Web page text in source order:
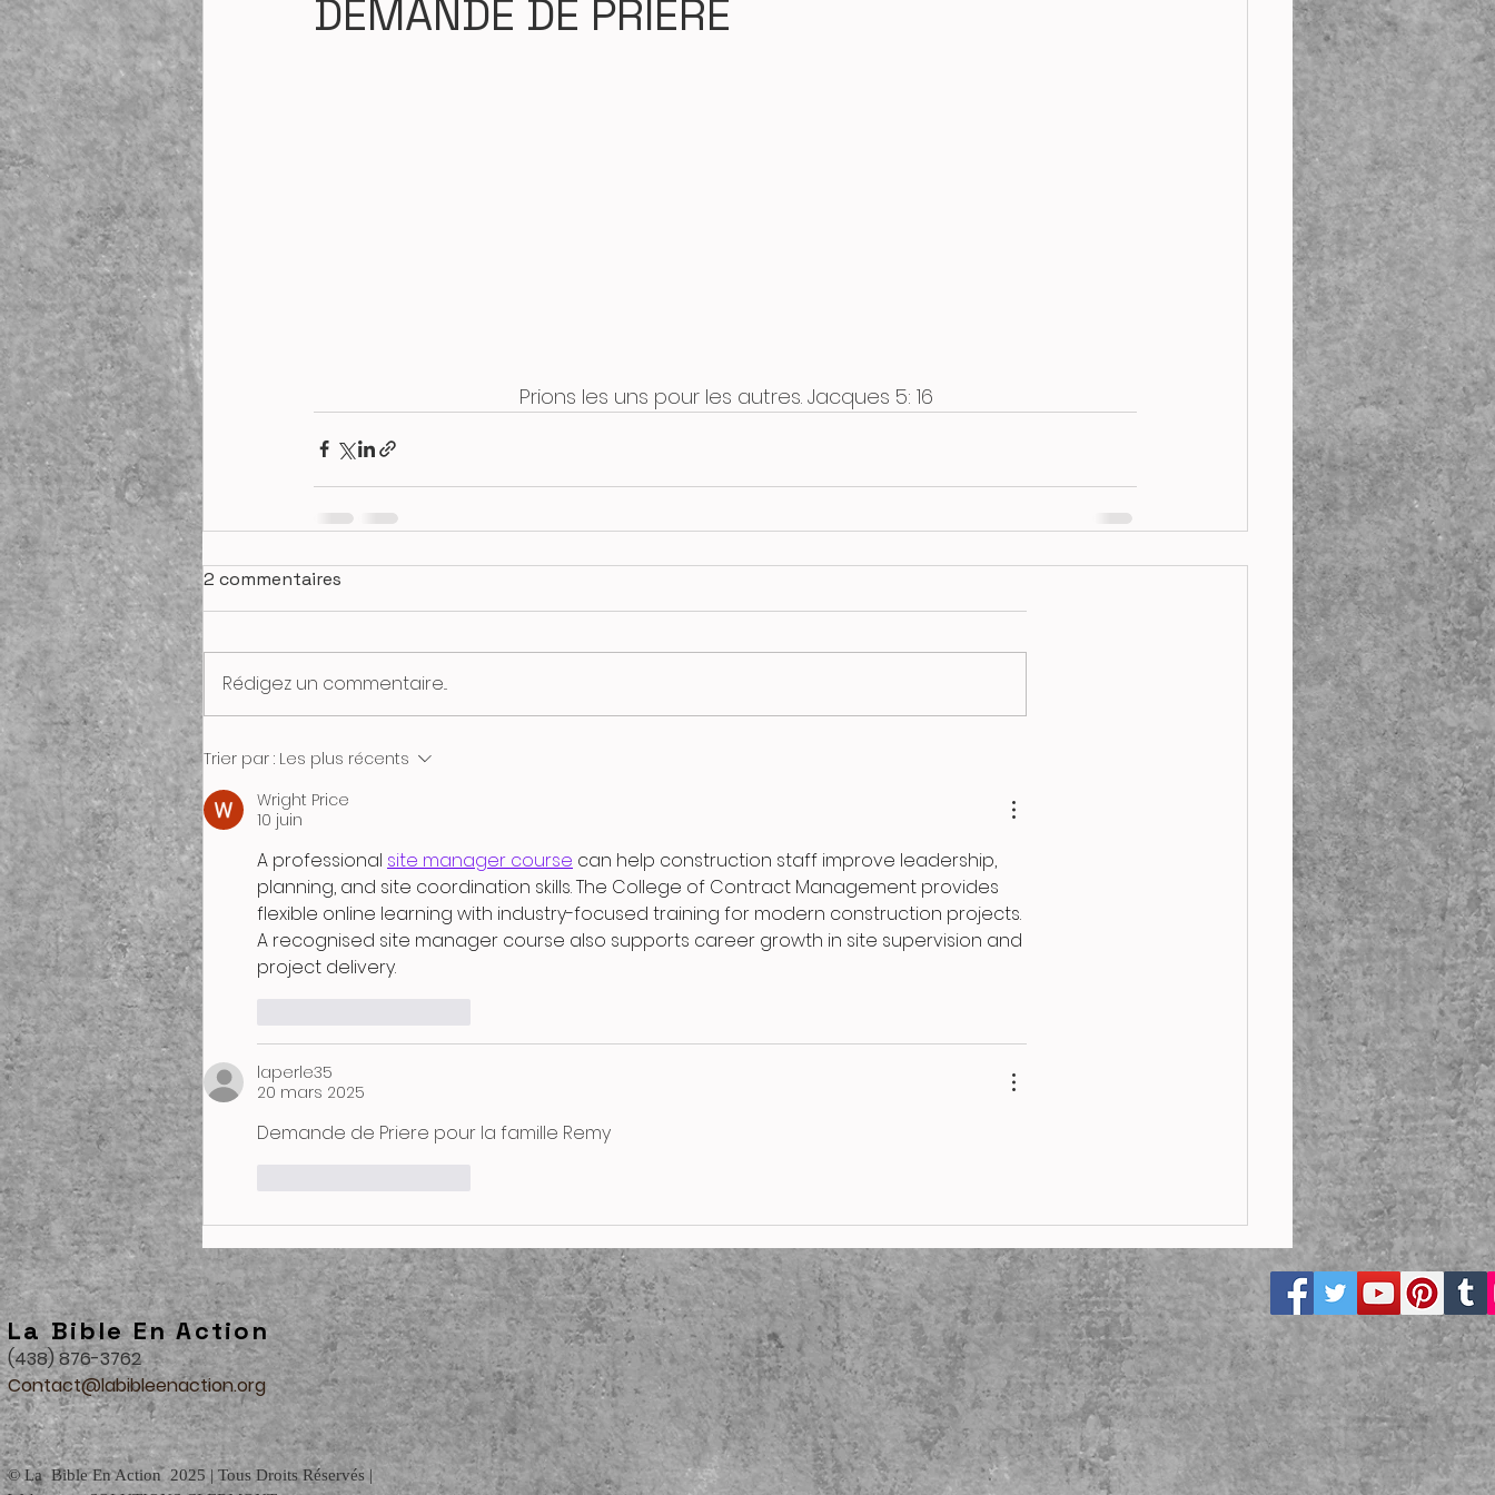
DEMANDE DE PRIERE
                                     Prions les uns pour les autres. Jacques 5: 16
2 commentaires
Rédigez un commentaire...
Trier par : Les plus récents
Wright Price
10 juin
A professional site manager course can help construction staff improve leadership,
planning, and site coordination skills. The College of Contract Management provides
flexible online learning with industry-focused training for modern construction projects.
A recognised site manager course also supports career growth in site supervision and
project delivery.
laperle35
20 mars 2025
Demande de Priere pour la famille Remy
La Bible En Action
(438) 876-3762
Contact@labibleenaction.org
© La Bible En Action 2025 | Tous Droits Réservés |